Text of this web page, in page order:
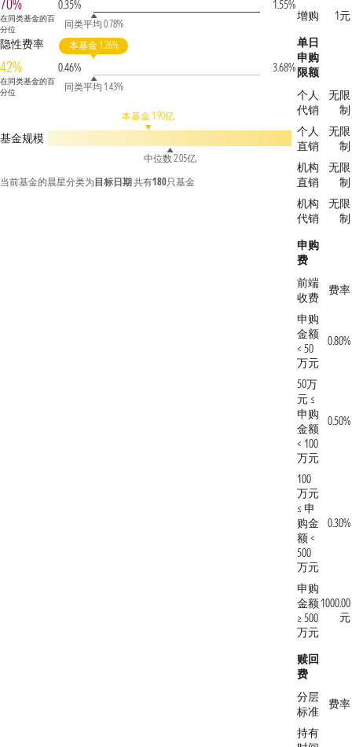
70%
在同类基金的百
分位
0.35%
同类平均 0.78%
1.55%
隐性费率
42%
在同类基金的百
分位
0.46%
本基金 1.26%
同类平均 1.43%
3.68%
基金规模
本基金 1.90亿
中位数 2.05亿
当前基金的晨星分类为 目标日期共有180只基金
增购
1元
单日
申购
限额
个人
代销
无限
制
个人
直销
无限
制
机构
直销
无限
制
机构
代销
无限
制
申购
费
前端
收费
费率
申购
金额
< 50
万元
0.80%
50万
元 ≤
申购
金额
< 100
万元
0.50%
100
万元
≤ 申
购金
额 <
500
万元
0.30%
申购
金额
≥ 500
万元
1000.00
元
赎回
费
分层
标准
费率
持有